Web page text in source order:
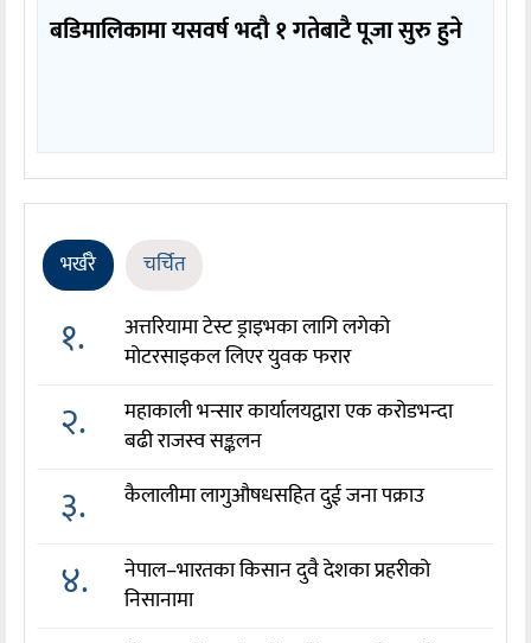
बडिमालिकामा यसवर्ष भदौ १ गतेबाटै पूजा सुरु हुने
भर्खरै चर्चित
१.
अत्तरियामा टेस्ट ड्राइभका लागि लगेको
मोटरसाइकल लिएर युवक फरार
२.
महाकाली भन्सार कार्यालयद्वारा एक करोडभन्दा
बढी राजस्व सङ्कलन
३. कैलालीमा लागुऔषधसहित दुई जना पक्राउ
४.
नेपाल–भारतका किसान दुवै देशका प्रहरीको
निसानामा